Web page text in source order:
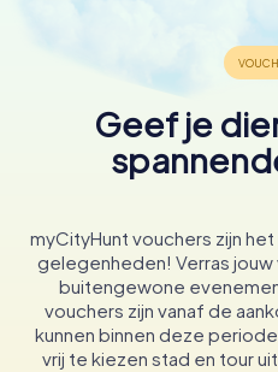
Geef je
myCityHunt vouchers zijn
gelegenheden! Verras
buitengewone
vouchers zijn vanaf de
kunnen binnen deze
vrij te kiezen stad en tour